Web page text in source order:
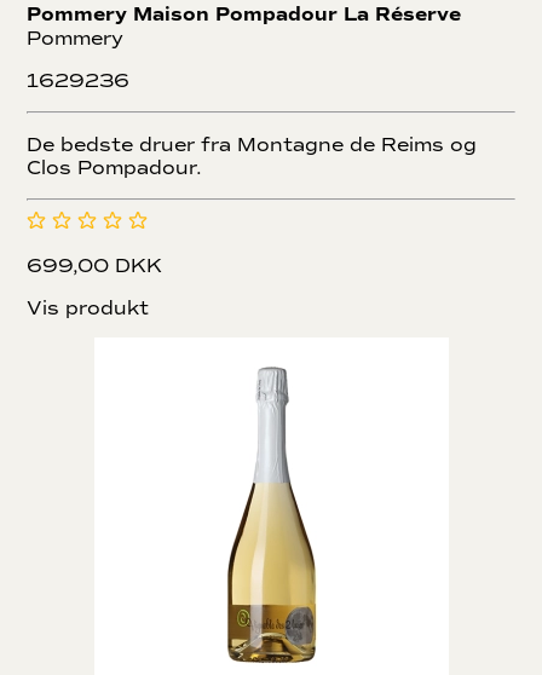
Pommery Maison Pompadour La Réserve
Pommery
1629236
De bedste druer fra Montagne de Reims og
Clos Pompadour.
699,00 DKK
Vis produkt